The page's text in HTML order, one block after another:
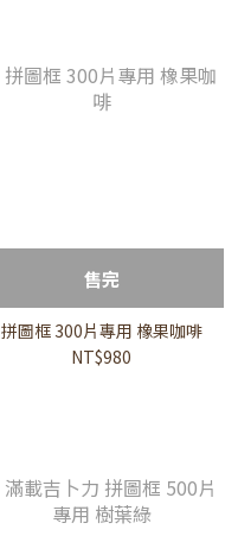
售完
拼圖框 300片專用 橡果咖啡
NT$980